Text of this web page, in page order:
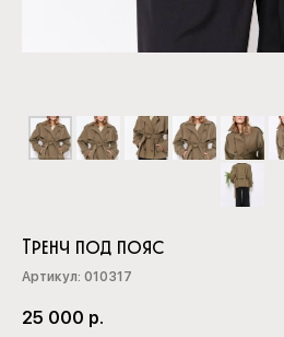
Тренч под пояс
Артикул: 010317
25 000 р.